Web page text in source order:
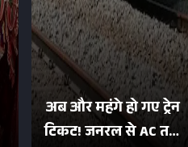
अब और महंगे हो गए ट्रेन
टिकट! जनरल से AC तक